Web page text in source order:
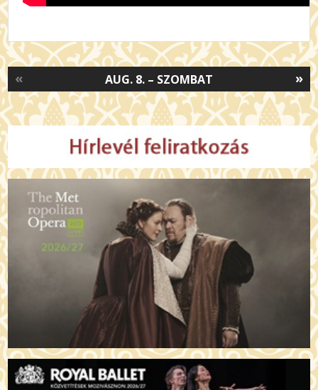
»
AUG. 8. – SZOMBAT
«